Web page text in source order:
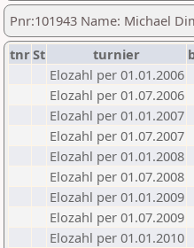
Pnr:101943 Name: Michael
tnrSt turnier
Elozahl per 01.01.2006
Elozahl per 01.07.2006
Elozahl per 01.01.2007
Elozahl per 01.07.2007
Elozahl per 01.01.2008
Elozahl per 01.07.2008
Elozahl per 01.01.2009
Elozahl per 01.07.2009
Elozahl per 01.01.2010